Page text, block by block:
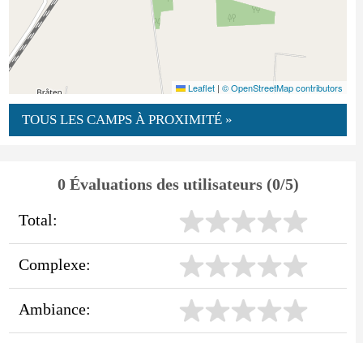
Leaflet | © OpenStreetMap contributors
TOUS LES CAMPS À PROXIMITÉ »
0 Évaluations des utilisateurs (0/5)
Total:
Complexe:
Ambiance: